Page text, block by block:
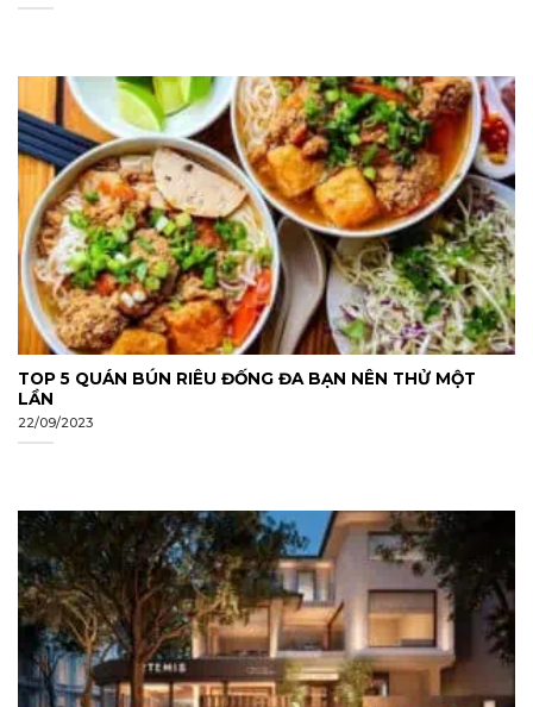
TOP 5 QUÁN BÚN RIÊU ĐỐNG ĐA BẠN NÊN THỬ MỘT
LẦN
22/09/2023